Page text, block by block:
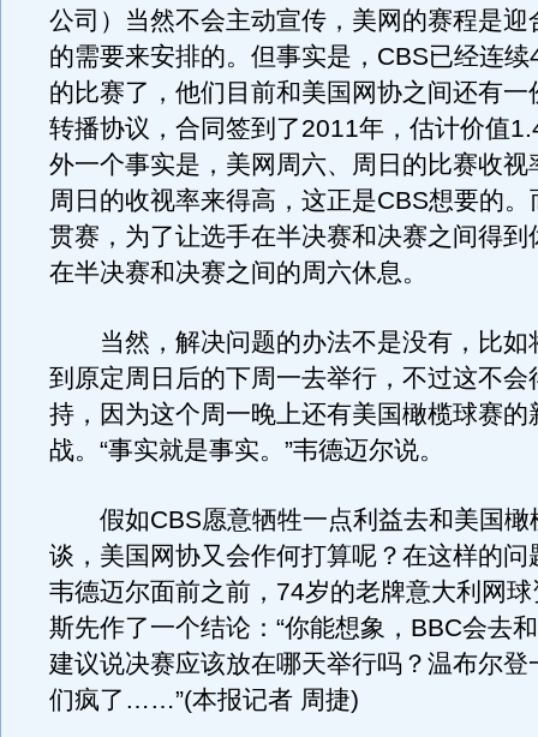
公司）当然不会主动宣传，美网的赛程是迎
的需要来安排的。但事实是，CBS已经连
的比赛了，他们目前和美国网协之间还有一
转播协议，合同签到了2011年，估计价值
外一个事实是，美网周六、周日的比赛收视
周日的收视率来得高，这正是CBS想要的
贯赛，为了让选手在半决赛和决赛之间得到
在半决赛和决赛之间的周六休息。
当然，解决问题的办法不是没有，比如
到原定周日后的下周一去举行，不过这不会
持，因为这个周一晚上还有美国橄榄球赛的
战。“事实就是事实。”韦德迈尔说。
假如CBS愿意牺牲一点利益去和美国橄
谈，美国网协又会作何打算呢？在这样的问
韦德迈尔面前之前，74岁的老牌意大利网
斯先作了一个结论：“你能想象，BBC会去
建议说决赛应该放在哪天举行吗？温布尔登
们疯了……”(本报记者 周捷)